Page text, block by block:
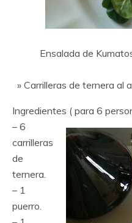
Ensalada de
» Carrilleras de ternera al
Ingredientes ( para 6
– 6
carrilleras
de
ternera.
– 1
puerro.